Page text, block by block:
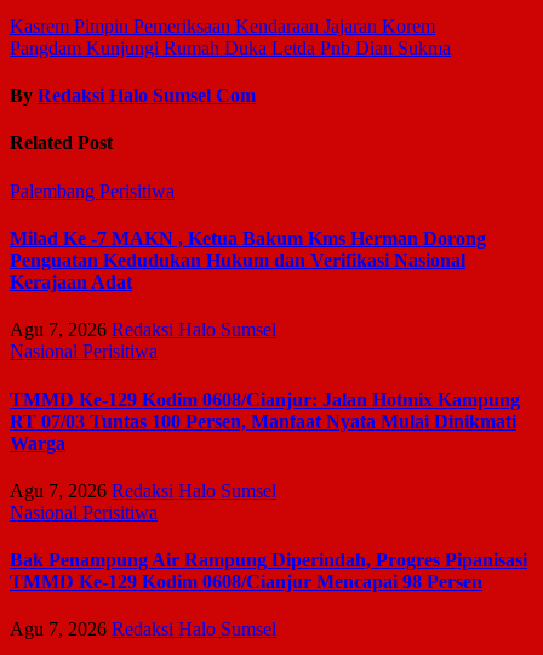
Kasrem Pimpin Pemeriksaan Kendaraan Jajaran Korem
Pangdam Kunjungi Rumah Duka Letda Pnb Dian Sukma
By Redaksi Halo Sumsel Com
Related Post
Palembang Perisitiwa
Milad Ke -7 MAKN , Ketua Bakum Kms Herman Dorong
Penguatan Kedudukan Hukum dan Verifikasi Nasional
Kerajaan Adat
Agu 7, 2026 Redaksi Halo Sumsel
Nasional Perisitiwa
TMMD Ke-129 Kodim 0608/Cianjur: Jalan Hotmix Kampung
RT 07/03 Tuntas 100 Persen, Manfaat Nyata Mulai Dinikmati
Warga
Agu 7, 2026 Redaksi Halo Sumsel
Nasional Perisitiwa
Bak Penampung Air Rampung Diperindah, Progres Pipanisasi
TMMD Ke-129 Kodim 0608/Cianjur Mencapai 98 Persen
Agu 7, 2026 Redaksi Halo Sumsel